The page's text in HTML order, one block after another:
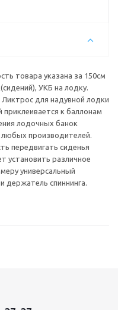
товара указана за 150см
УКБ на лодку.
для надувной лодки
к баллонам
лодочных банок
производителей.
передвигать сиденья
установить различное
универсальный
держатель спиннинга.